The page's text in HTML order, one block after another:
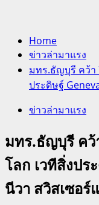
Home
ข่าวล่ามาแรง
มทร.ธัญบุรี คว้า
ประดิษฐ์
ข่าวล่ามาแรง
มทร.ธัญบุรี คว้
โลก เวทีสิ่งปร
นีวา สวิสเซอร์